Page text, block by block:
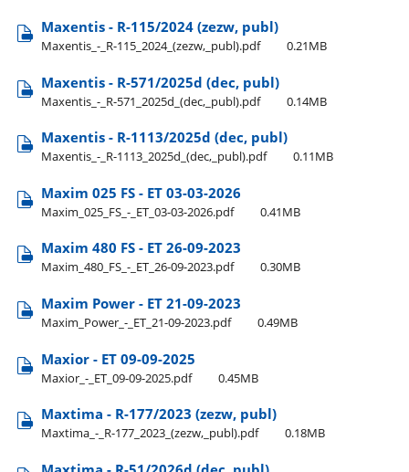
Maxentis - R-115/2024 (zezw, publ)
Maxentis​_-​_R-115​_2024​_(zezw,​_publ).pdf 0.21MB
Maxentis - R-571/2025d (dec, publ)
Maxentis​_-​_R-571​_2025d​_(dec,​_publ).pdf 0.14MB
Maxentis - R-1113/2025d (dec, publ)
Maxentis​_-​_R-1113​_2025d​_(dec,​_publ).pdf 0.11MB
Maxim 025 FS - ET 03-03-2026
Maxim​_025​_FS​_-​_ET​_03-03-2026.pdf 0.41MB
Maxim 480 FS - ET 26-09-2023
Maxim​_480​_FS​_-​_ET​_26-09-2023.pdf 0.30MB
Maxim Power - ET 21-09-2023
Maxim​_Power​_-​_ET​_21-09-2023.pdf 0.49MB
Maxior - ET 09-09-2025
Maxior​_-​_ET​_09-09-2025.pdf 0.45MB
Maxtima - R-177/2023 (zezw, publ)
Maxtima​_-​_R-177​_2023​_(zezw,​_publ).pdf 0.18MB